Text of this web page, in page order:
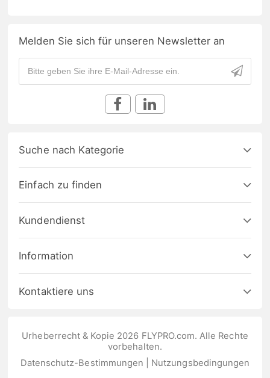
Melden Sie sich für unseren Newsletter an
Suche nach Kategorie
Einfach zu finden
Kundendienst
Information
Kontaktiere uns
Urheberrecht & Kopie 2026 FLYPRO.com. Alle Rechte
vorbehalten.
Datenschutz-Bestimmungen
Nutzungsbedingungen